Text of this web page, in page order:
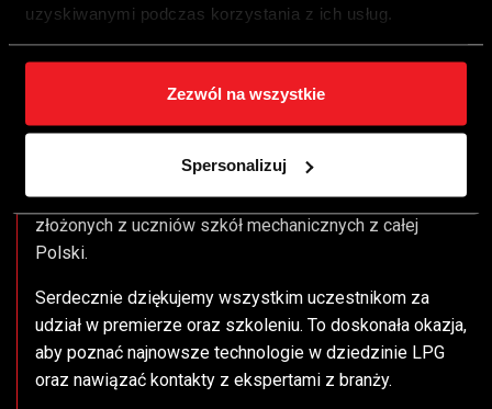
uzyskiwanymi podczas korzystania z ich usług.
Zezwól na wszystkie
Spersonalizuj
instalacji LPG, pomagając im rozwijać umiejętności i pasję
do motoryzacji. Odpowiadamy także na głosy naszej
zapotrzebowanie na młodych wykwalifikowanych
pracowników – mówi Mirosław Bendzera, prezes spółki
W zawodach wzięło udział 20 dwuosobowych zespołów
złożonych z uczniów szkół mechanicznych z całej
Polski.
Serdecznie dziękujemy wszystkim uczestnikom za
udział w premierze oraz szkoleniu. To doskonała okazja,
aby poznać najnowsze technologie w dziedzinie LPG
oraz nawiązać kontakty z ekspertami z branży.